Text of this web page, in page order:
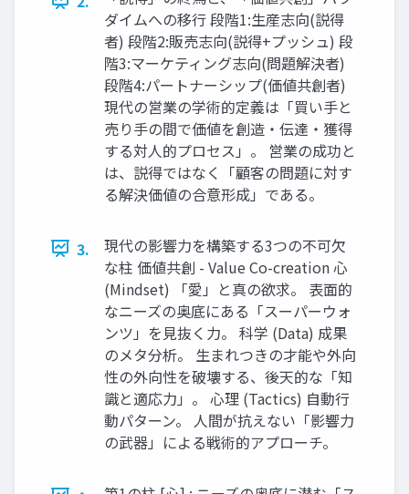
ダイムへの移行 段階1:生産志向(説得
者) 段階2:販売志向(説得+プッシュ) 段
階3:マーケティング志向(問題解決者)
段階4:パートナーシップ(価値共創者)
現代の営業の学術的定義は「買い手と
売り手の間で価値を創造・伝達・獲得
する対人的プロセス」。 営業の成功と
は、説得ではなく「顧客の問題に対す
る解決価値の合意形成」である。
3.
現代の影響力を構築する3つの不可欠
な柱 価値共創 - Value Co-creation 心
(Mindset) 「愛」と真の欲求。 表面的
なニーズの奥底にある「スーパーウォ
ンツ」を見抜く力。 科学 (Data) 成果
のメタ分析。 生まれつきの才能や外向
性の外向性を破壊する、後天的な「知
識と適応力」。 心理 (Tactics) 自動行
動パターン。 人間が抗えない「影響力
の武器」による戦術的アプローチ。